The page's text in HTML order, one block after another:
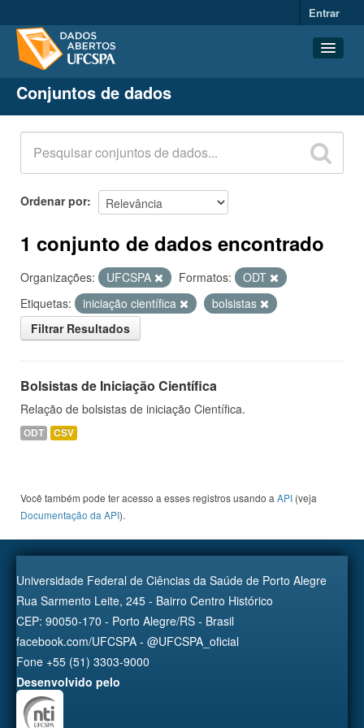
Entrar
Conjuntos de dados
Organizações
Grupos
Sobre
Conjuntos de dados
Ordenar por
1 conjunto de dados encontrado
Organizações: UFCSPA Formatos:
ODT
Etiquetas:
iniciação científica
bolsistas
Filtrar Resultados
Bolsistas de Iniciação Científica
Relação de bolsistas de iniciação Científica.
ODT CSV
Você também pode ter acesso a esses registros usando a API (veja
Documentação da API).
Universidade Federal de Ciências da Saúde de Porto Alegre
Rua Sarmento Leite, 245 - Bairro Centro Histórico
CEP: 90050-170 - Porto Alegre/RS - Brasil
facebook.com/UFCSPA - @UFCSPA_oficial
Fone +55 (51) 3303-9000
Desenvolvido pelo